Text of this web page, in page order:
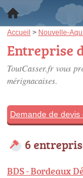
Accueil > Nouvelle-
Entreprise
ToutCasser.fr vous
mérignacaises.
Demande de devis
6
BDS - Bordeaux